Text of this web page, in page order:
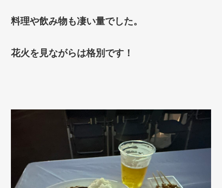
料理や飲み物も凄い量でした。
花火を見ながらは格別です！